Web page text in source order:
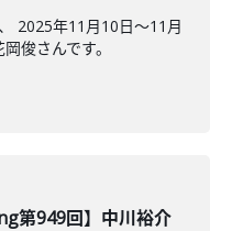
2025年11月10日〜11月
俊さんです。
第949回】中川裕介